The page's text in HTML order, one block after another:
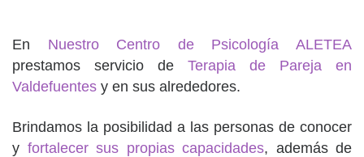
En Nuestro Centro de Psicología ALETEA
prestamos servicio de Terapia de Pareja en
Valdefuentes y en sus alrededores.
Brindamos la posibilidad a las personas de conocer
y fortalecer sus propias capacidades, además de